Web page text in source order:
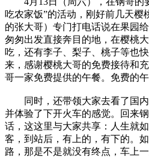
吃农家饭”的活动，刚好前几天樱
的张大哥）专门打电话说在果园
匆匆出发直接奔目的地，在樱桃
吃，还有李子、梨子、桃子等也
来，感谢樱桃大哥的免费接待和
哥一家免费提供的午餐。免费的
同时，还带领大家去看了国内
并体验了下开火车的感觉。回来
话，这这里与大家共享：人生就
客，到站后，有上的，有下的。
路，那是不是就没有终点，车上一